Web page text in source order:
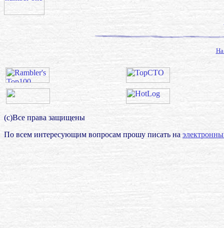
(с)Все права защищены
По всем интересующим вопросам прошу писать на